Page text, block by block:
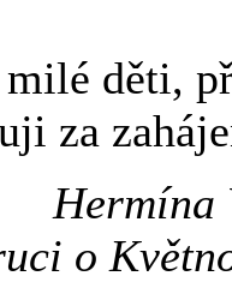
děti,
za
Hermína
o